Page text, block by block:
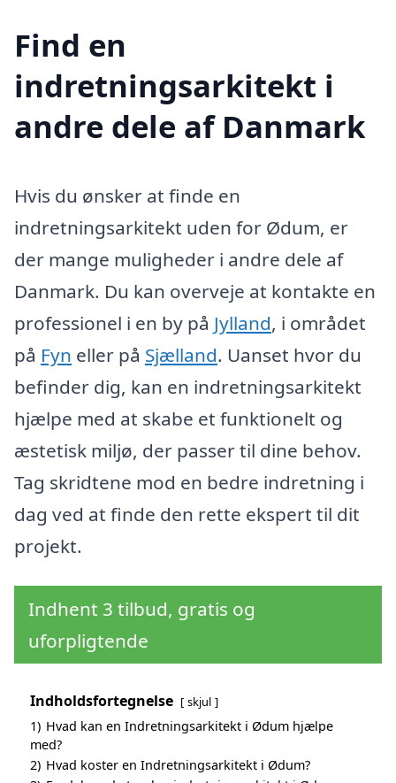
Find en
indretningsarkitekt i
andre dele af Danmark
Hvis du ønsker at finde en
indretningsarkitekt uden for Ødum, er
der mange muligheder i andre dele af
Danmark. Du kan overveje at kontakte en
professionel i en by på Jylland, i området
på Fyn eller på Sjælland. Uanset hvor du
befinder dig, kan en indretningsarkitekt
hjælpe med at skabe et funktionelt og
æstetisk miljø, der passer til dine behov.
Tag skridtene mod en bedre indretning i
dag ved at finde den rette ekspert til dit
projekt.
Indhent 3 tilbud, gratis og
uforpligtende
Indholdsfortegnelse skjul
1) Hvad kan en Indretningsarkitekt i Ødum hjælpe
med?
2) Hvad koster en Indretningsarkitekt i Ødum?